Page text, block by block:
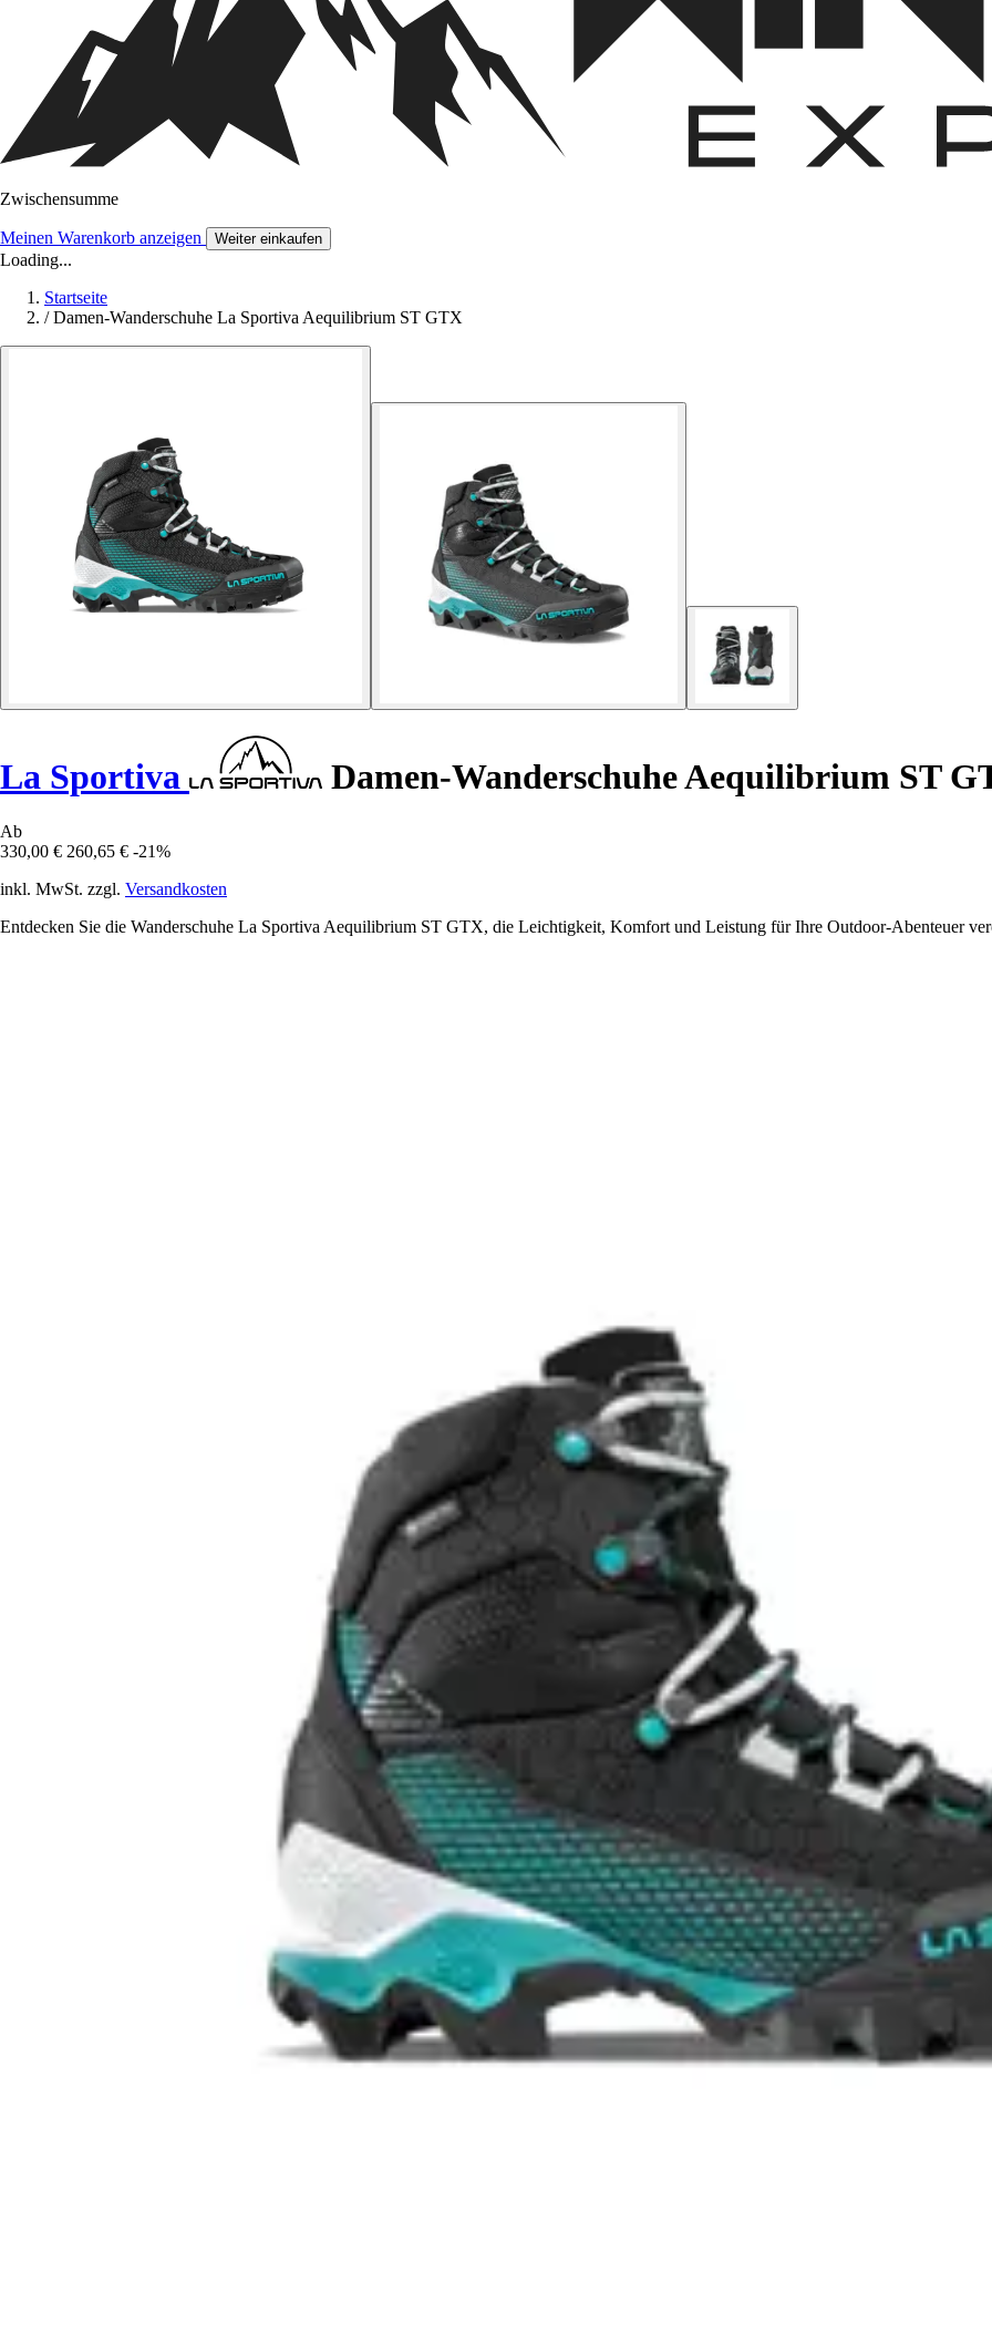
Zwischensumme
Meinen Warenkorb anzeigen Weiter einkaufen
Loading...
Startseite
/ Damen-Wanderschuhe La Sportiva Aequilibrium ST GTX
La Sportiva Damen-Wanderschuhe Aequilibrium ST
Ab
330,00 € 260,65 € -21%
inkl. MwSt. zzgl. Versandkosten
Entdecken Sie die Wanderschuhe La Sportiva Aequilibrium ST GTX, die Leichtigkeit, Komfort und Leistung für Ihre Outdoor-Abenteuer